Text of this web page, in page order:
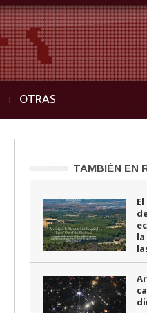
OTRAS
TAMBIÉN EN
la